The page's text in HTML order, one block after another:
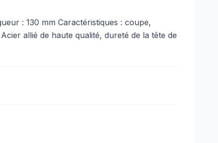
: 130 mm Caractéristiques : coupe,
allié de haute qualité, dureté de la tête de